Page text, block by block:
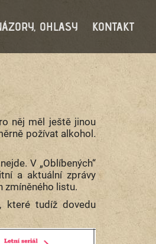
OHLASY KONTAKT
něj měl ještě jinou
požívat alkohol.
V „Oblíbených“
a aktuální zprávy
zmíněného listu.
které tudíž dovedu